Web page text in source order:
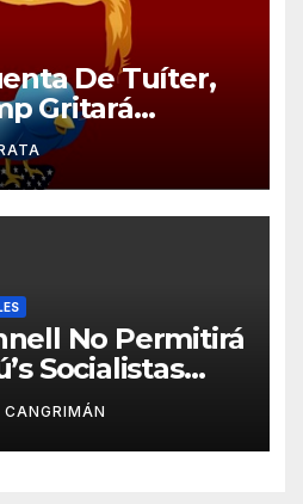
De Tuíter,
Gritará
Desde Una
No Permitirá
Socialistas
PNP Logren
CANGRIMÁN